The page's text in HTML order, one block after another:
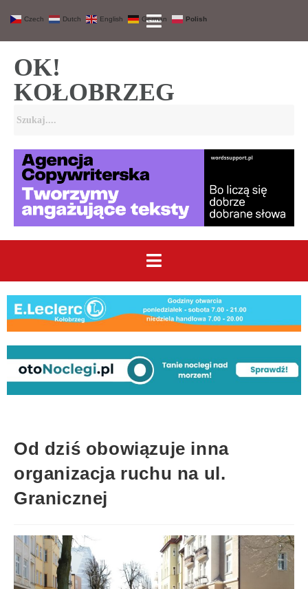
OK!
KOŁOBRZEG
Od dziś obowiązuje inna
organizacja ruchu na ul.
Granicznej
Czech Dutch English German Polish